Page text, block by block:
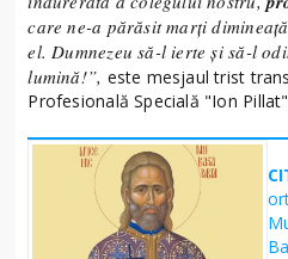
care ne-a părăsit marți
el. Dumnezeu să-l ierte și să-l
lumină!”, este mesjaul trist
Profesională Specială "Ion